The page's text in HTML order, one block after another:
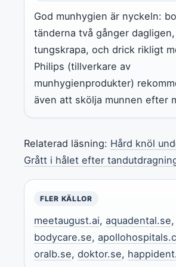
God munhygien är nyckeln:
tänderna två gånger
tungskrapa, och drick rikligt
Philips (tillverkare av
munhygienprodukter)
även att skölja munnen efter
Relaterad läsning: Hård knöl
Grått i hålet efter
FLER KÄLLOR
meetaugust.ai, aquadental.se,
bodycare.se,
oralb.se, doktor.se,